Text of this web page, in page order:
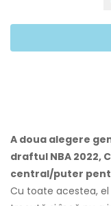
A doua alegere
draftul NBA 2022,
central/puter
Cu toate acestea,